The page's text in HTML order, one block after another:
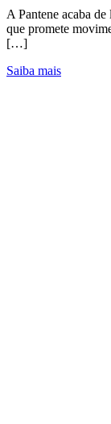
A Pantene acaba
que promete
[…]
Saiba mais